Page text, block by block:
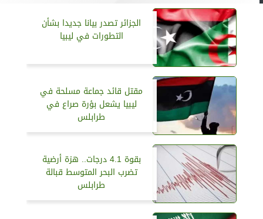
الجزائر تصدر بيانا جديدا بشأن
التطورات في ليبيا
مقتل قائد جماعة مسلحة في
ليبيا يشعل بؤرة صراع في
طرابلس
بقوة 4.1 درجات.. هزة أرضية
تضرب البحر المتوسط قبالة
طرابلس